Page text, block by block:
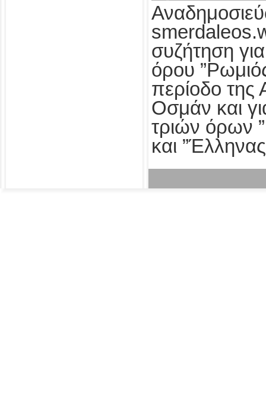
συζήτηση
όρου
περίοδο της
Οσμάν και
τριών όρων
και